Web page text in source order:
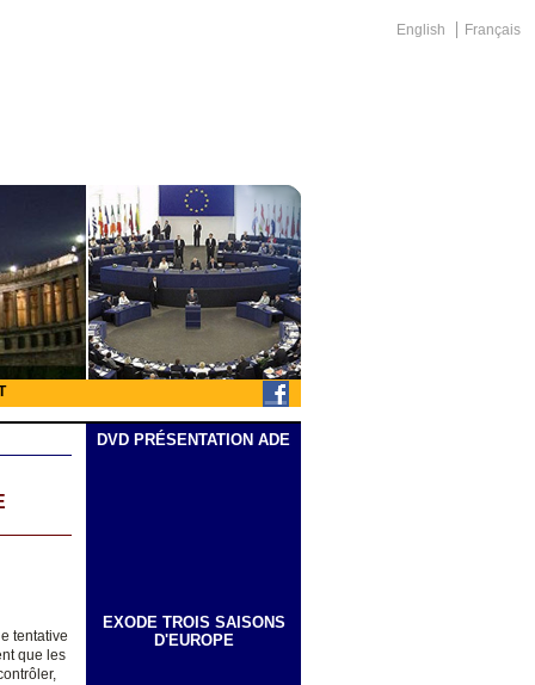
English Français
tentative
que les
DVD PRÉSENTATION ADE
EXODE TROIS SAISONS
D'EUROPE